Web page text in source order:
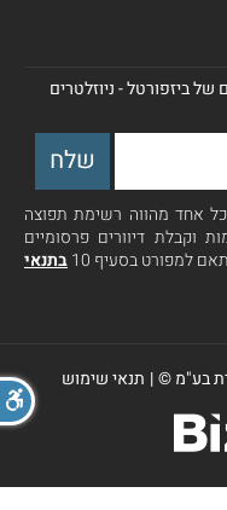
ביזפורטל - ניוזלטרים
אחד מהווה רשימת תפוצה
וקבלת דיוורים פרסומיים
למפורט בסעיף 10
בתנאי
בע"מ ©| תנאי שימוש